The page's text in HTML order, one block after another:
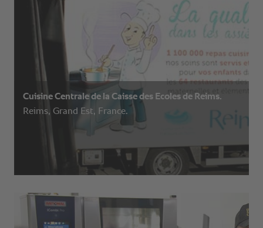
Cuisine Centrale de la Caisse des Ecoles de Reims.
Reims, Grand Est, France.